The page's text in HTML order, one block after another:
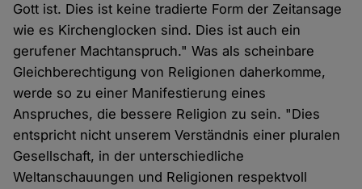
Gott ist. Dies ist keine tradierte Form der Zeitansage
wie es Kirchen­glocken sind. Dies ist auch ein
gerufener Machtanspruch." Was als scheinbare
Gleichberechtigung von Religionen daherkomme,
werde so zu einer Manifestierung eines
Anspruches, die bessere Religion zu sein. "Dies
entspricht nicht unserem Verständnis einer pluralen
Gesellschaft, in der unterschiedliche
Weltanschauungen und Religionen respektvoll